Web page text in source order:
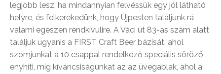
legjobb lesz, ha mindannyian felvéssük egy jól látható
helyre, és felkerekedünk, hogy Újpesten találjunk rá
valami egészen rendkívülire. A Váci út 83-as szám alatt
találjuk ugyanis a FIRST Craft Beer bázisát, ahol
szomjunkat a 10 csappal rendelkező speciális söröző
enyhíti, míg kíváncsiságunkat az az üvegablak, ahol a